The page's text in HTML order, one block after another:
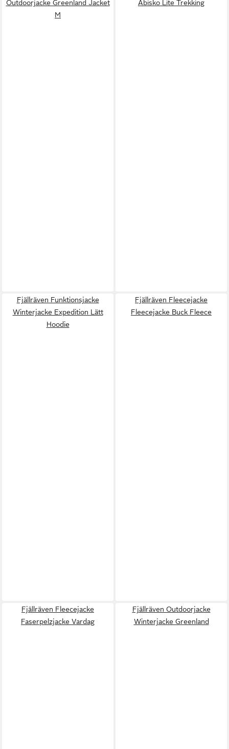
Outdoorjacke Greenland Jacket
M
Abisko Lite Trekking
Fjällräven Funktionsjacke
Winterjacke Expedition Lätt
Hoodie
Fjällräven Fleecejacke
Fleecejacke Buck Fleece
Fjällräven Fleecejacke
Faserpelzjacke Vardag
Fjällräven Outdoorjacke
Winterjacke Greenland